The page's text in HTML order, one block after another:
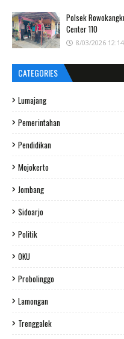
Polsek
Center 110
8/03/2026
CATEGORIES
Lumajang
Pemerintahan
Pendidikan
Mojokerto
Jombang
Sidoarjo
Politik
OKU
Probolinggo
Lamongan
Trenggalek